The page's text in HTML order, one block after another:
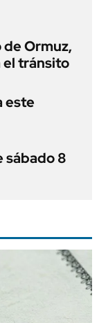
Ormuz,
el tránsito
este
sábado 8